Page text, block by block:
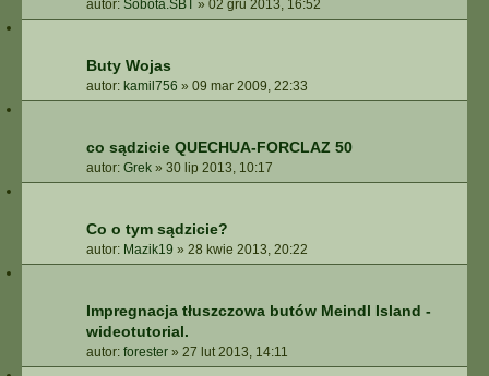
autor: Sobota.SBT » 02 gru 2013, 16:52
Buty Wojas
autor: kamil756 » 09 mar 2009, 22:33
co sądzicie QUECHUA-FORCLAZ 50
autor: Grek » 30 lip 2013, 10:17
Co o tym sądzicie?
autor: Mazik19 » 28 kwie 2013, 20:22
Impregnacja tłuszczowa butów Meindl Island -
wideotutorial.
autor: forester » 27 lut 2013, 14:11